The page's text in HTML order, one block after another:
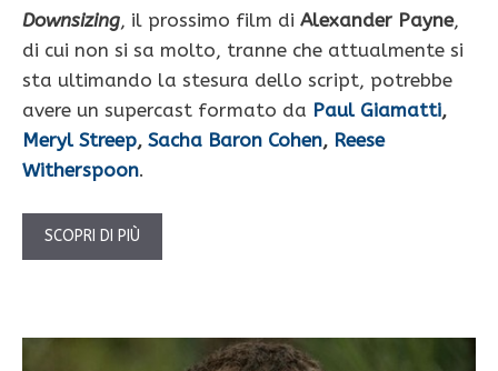
Downsizing, il prossimo film di Alexander Payne,
di cui non si sa molto, tranne che attualmente si
sta ultimando la stesura dello script, potrebbe
avere un supercast formato da Paul Giamatti,
Meryl Streep, Sacha Baron Cohen, Reese
Witherspoon.
SCOPRI DI PIÙ